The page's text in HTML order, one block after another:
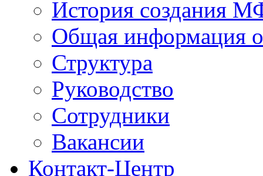
История создания
Общая
Структура
Руководство
Сотрудники
Вакансии
Контакт-Центр